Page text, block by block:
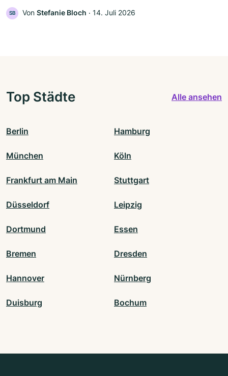
SB Von Stefanie Bloch ‧ 14. Juli 2026
Top Städte Alle ansehen
Berlin Hamburg
München Köln
Frankfurt am Main Stuttgart
Düsseldorf Leipzig
Dortmund Essen
Bremen Dresden
Hannover Nürnberg
Duisburg Bochum